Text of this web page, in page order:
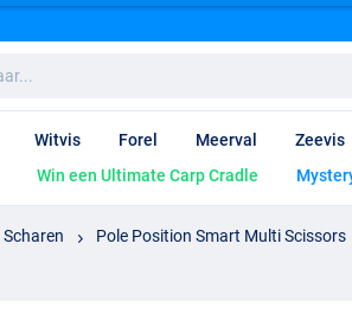
Witvis Forel Meerval Zeevis
Win een Ultimate Carp Cradle
Scharen
Pole Position Smart Multi Scissors